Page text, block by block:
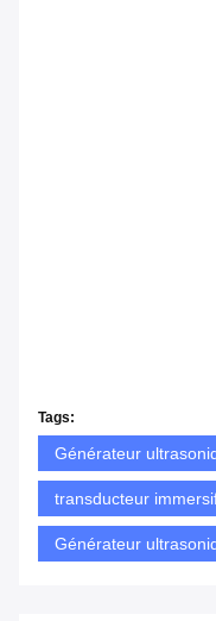
Tags:
Générateur
transducteur
Générateur